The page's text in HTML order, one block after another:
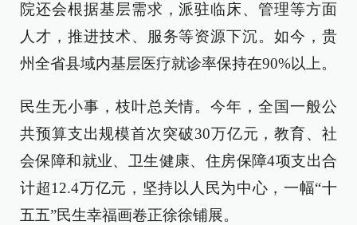
院还会根据基层需求，派驻临床、管理等方面
人才，推进技术、服务等资源下沉。如今，贵
州全省县域内基层医疗就诊率保持在90%以上。
民生无小事，枝叶总关情。今年，全国一般公
共预算支出规模首次突破30万亿元，教育、社
会保障和就业、卫生健康、住房保障4项支出合
计超12.4万亿元，坚持以人民为中心，一幅“十
五五”民生幸福画卷正徐徐铺展。